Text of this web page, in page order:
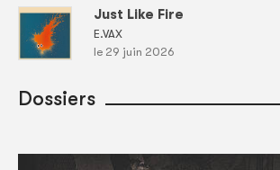
Just Like Fire
E.VAX
le 29 juin 2026
Dossiers